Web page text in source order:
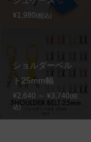
¥1,980(税込)
ショルダーベル
ト25mm幅
¥2,640 ～ ¥3,740(税
込)